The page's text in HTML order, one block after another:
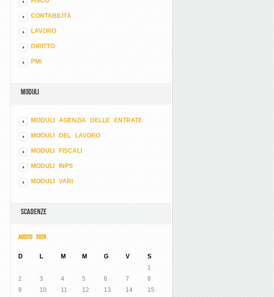
CONTABILITÀ
LAVORO
DIRITTO
PMI
MODULI
MODULI AGENZIA DELLE ENTRATE
MODULI DEL LAVORO
MODULI FISCALI
MODULI INPS
MODULI VARI
SCADENZE
AGOSTO 2026
D L M M G V S
1
2
3 4 5 6 7
8
9
10 11 12 13 14
15